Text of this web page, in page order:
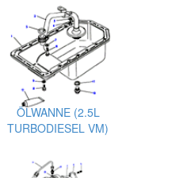
ÖLWANNE (2.5L
TURBODIESEL VM)